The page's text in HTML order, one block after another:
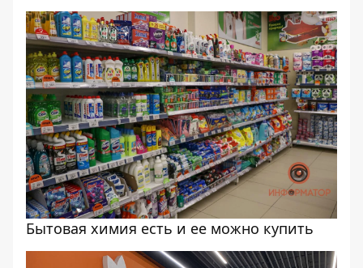
Бытовая химия есть и ее можно купить